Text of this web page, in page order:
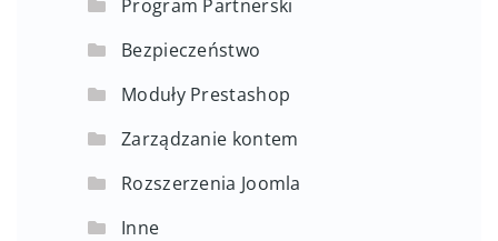
Program Partnerski
Bezpieczeństwo
Moduły Prestashop
Zarządzanie kontem
Rozszerzenia Joomla
Inne